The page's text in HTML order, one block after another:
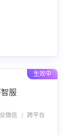
生效中
服
微信 | 跨平台